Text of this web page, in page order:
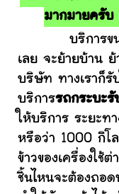
มากมายครับ
บริการขนย้า
เลย จะย้ายบ้าน
บริษัท ทางเราก็รั
บริการรถกระบะรั
ให้บริการ ระยะท
หรือว่า 1000 กิโ
ข้าวของเครื่องใช้
ชิ้นไหนจะต้องถอ